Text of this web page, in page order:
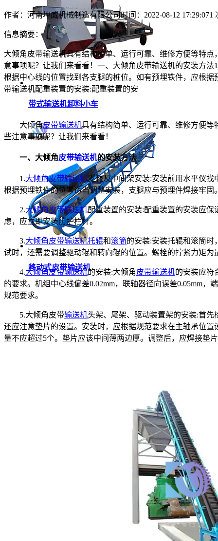
带式输送机卸料小车
移动式皮带输送机
作者：河南坤威机械制造有限公司时间：2022-08-12 17:29:071
信息摘要：
大倾角皮带输送机具有结构简单、运行可靠、维修方便等特
意事项呢？让我们来看看！一、大倾角皮带输送机的安装方
根据中心线的位置找到各支腿的桩位。如有预埋铁件，应根
带输送机配重装置的安装:配重装置的安
大倾角皮带输送机具有结构简单、运行可靠、维修方便
些注意事项呢？让我们来看看！
一、大倾角皮带输送机的安装方法
1.大倾角皮带输送机支腿及中间架安装:安装前用水平仪
根据预埋铁件的位置适当调整安装，支腿应与预埋件焊接牢固
2.大倾角皮带输送机配重装置的安装:配重装置的安装应
虑，应立即安装防护栏杆。
3.大倾角皮带输送机托辊和滚筒的安装:安装托辊和滚筒时
试时，还需要调整驱动辊和转向辊的位置。螺栓的拧紧力矩为
4.大倾角皮带输送机的安装:大倾角皮带输送机的安装应符
的要求。机组中心线偏差0.02mm，联轴器径向误差0.05mm，
规范要求。
5.大倾角皮带输送机头架、尾架、驱动装置架的安装:首
还应注意垫片的设置。安装时，应根据规范要求在主轴承位
量不应超过5个。垫片应该中间薄两边厚。调整后，应焊接垫